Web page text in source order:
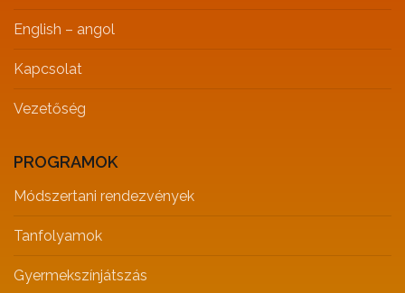
English – angol
Kapcsolat
Vezetőség
PROGRAMOK
Módszertani rendezvények
Tanfolyamok
Gyermekszínjátszás